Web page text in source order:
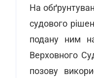
На
судового
подану ним
Верховного
позову